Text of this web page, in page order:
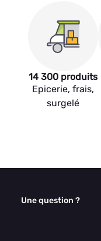
14 300 produits
Epicerie, frais,
surgelé
Une question ?